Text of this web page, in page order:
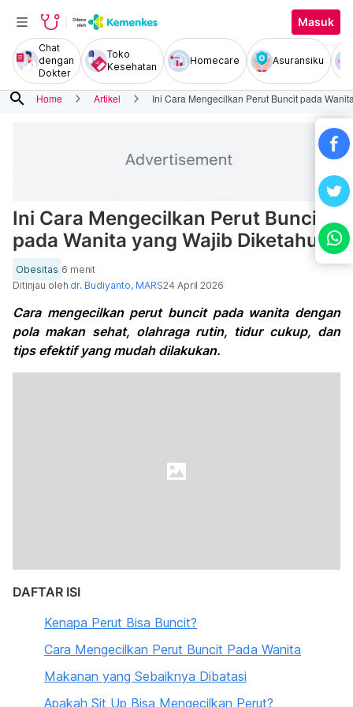
Masuk
Chat
dengan
Dokter
Toko
Kesehatan
Homecare Asuransiku
search Home Artikel Ini Cara Mengecilkan Perut Buncit pada
Ini Cara Mengecilkan Perut Buncit
pada Wanita yang Wajib Diketahui
Obesitas 6 menit
Ditinjau oleh dr. Budiyanto, MARS24 April 2026
Cara mengecilkan perut buncit pada wanita dengan
pola makan sehat, olahraga rutin, tidur cukup, dan
tips efektif yang mudah dilakukan.
DAFTAR ISI
Kenapa Perut Bisa Buncit?
Cara Mengecilkan Perut Buncit Pada Wanita
Makanan yang Sebaiknya Dibatasi
Apakah Sit Up Bisa Mengecilkan Perut?